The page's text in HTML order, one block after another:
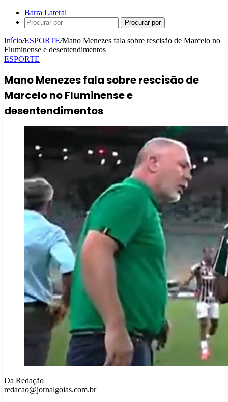
Barra Lateral
Procurar por
Início/ESPORTE/Mano Menezes fala sobre rescisão de Marcelo no
Fluminense e desentendimentos
ESPORTE
Mano Menezes fala sobre rescisão de
Marcelo no Fluminense e
desentendimentos
Da Redação
redacao@jornalgoias.com.br